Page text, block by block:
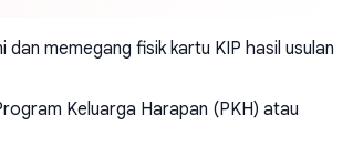
memegang fisik kartu KIP hasil usulan
Keluarga Harapan (PKH) atau